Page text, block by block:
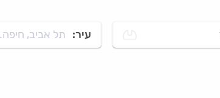
עיר: תל אביב,